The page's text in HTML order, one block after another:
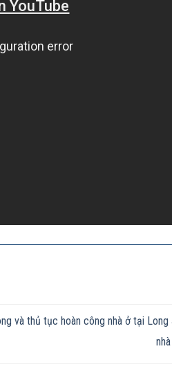
và thủ tục hoàn công nhà ở tại Long